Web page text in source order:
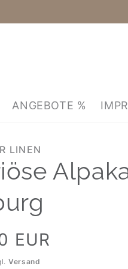
ANGEBOTE %
LINEN
EUR
Versand